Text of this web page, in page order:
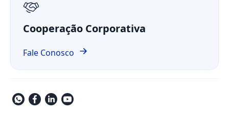
Cooperação Corporativa
Fale Conosco